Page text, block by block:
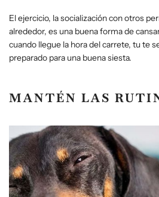
El ejercicio, la socialización con otros
alrededor, es una buena forma de
cuando llegue la hora del carrete, tu te
preparado para una buena siesta.
MANTÉN LAS